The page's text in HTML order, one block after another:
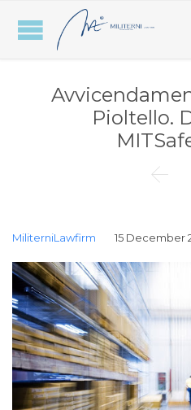
Pioltello.

MiliterniLawfirm 15 December